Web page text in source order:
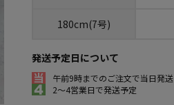
180cm(7号)
発送予定日について
午前9時までのご注文で当日発送
2～4営業日で発送予定